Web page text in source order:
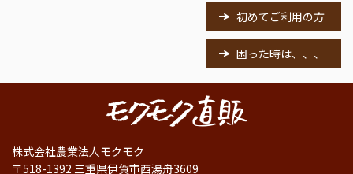
初めてご利用の方
困った時は、、、
株式会社農業法人モクモク
〒518-1392 三重県伊賀市西湯舟3609